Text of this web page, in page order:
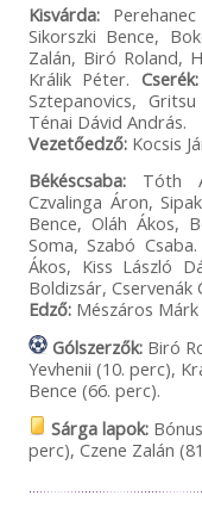
Kisvárda:
Sikorszki Bence,
Zalán, Biró Roland,
Králik Péter. Cserék:
Sztepanovics,
Ténai Dávid András.
Vezetőedző:Kocsis
Békéscsaba:Tóth
Czvalinga Áron,
Bence, Oláh Ákos,
Soma, Szabó Csaba.
Ákos, Kiss László
Boldizsár, Cservenák
Edző:Mészáros Márk
Gólszerzők:Biró
Yevhenii (10. perc),
Bence (66. perc).
Sárga lapok:
perc), Czene Zalán